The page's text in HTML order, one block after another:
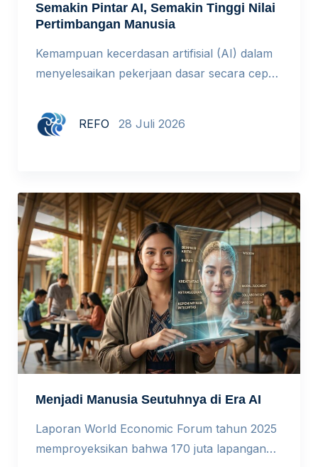
Semakin Pintar AI, Semakin Tinggi Nilai
Pertimbangan Manusia
Kemampuan kecerdasan artifisial (AI) dalam
menyelesaikan pekerjaan dasar secara cepat
kerja tingkat awal di berbagai perusahaan.
Dampak terpenting dari fenomena ini adalah
manusia di dunia kerja. Yang Berubah Bukan
Nilai Manusia, Tetapi Cara Kita Menilainya
Selama bertahun-tahun, sekolah dan dunia
kerja sangat […]
REFO 28 Juli 2026
Menjadi Manusia Seutuhnya di Era AI
Laporan World Economic Forum tahun 2025
memproyeksikan bahwa 170 juta lapangan